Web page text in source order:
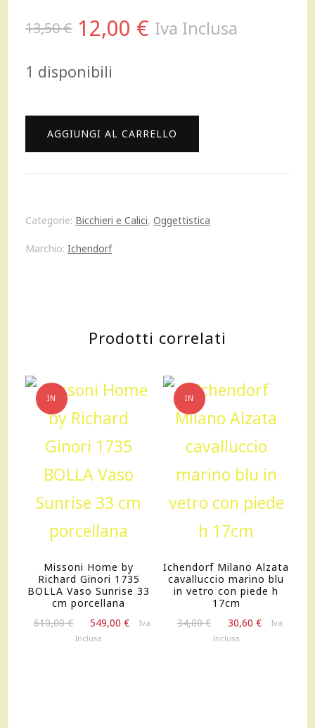
13,50€ Il
era:
13,50 €.
12,00 € Il
è:
12,00 €.
Iva Inclusa
1 disponibili
Ichendorf
Luna
gialla
Greenwood
AGGIUNGI AL CARRELLO
Categorie: Bicchieri e Calici,Oggettistica
Marchio:Ichendorf
Prodotti correlati
IN
OFFERTA!
Missoni Home by
Richard Ginori 1735
BOLLA Vaso Sunrise 33
cm porcellana
610,00€
prezzo
549,00€
IlIva
Inclusa
IN
OFFERTA!
Ichendorf Milano Alzata
cavalluccio marino blu
in vetro con piede h
17cm
34,00€
prezzo
30,60 €
IlIva
Inclusa